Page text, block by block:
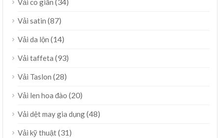
Vải co giãn
Vải satin (87)
Vải da lộn (14)
Vải taffeta (93)
Vải Taslon (28)
Vải len hoa đào (20)
Vải dệt may gia dụng(48)
Vải kỹ thuật(31)